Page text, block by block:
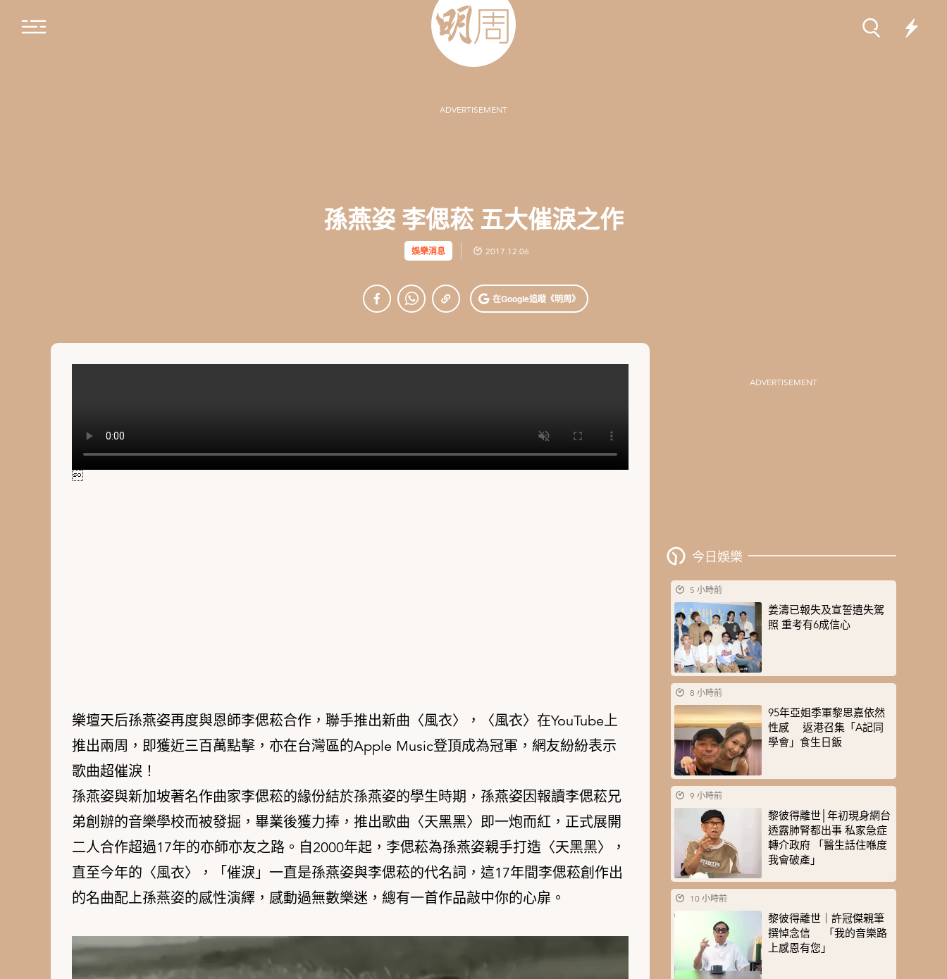
ADVERTISEMENT
孫燕姿 李偲菘 五大催淚之作
娛樂消息 2017.12.06
在Google追蹤《明周》
樂壇天后孫燕姿再度與恩師李偲菘合作，聯手推出新曲〈風衣〉，〈風衣〉在YouTube上
推出兩周，即獲近三百萬點擊，亦在台灣區的Apple Music登頂成為冠軍，網友紛紛表示
歌曲超催淚！
孫燕姿與新加坡著名作曲家李偲菘的緣份結於孫燕姿的學生時期，孫燕姿因報讀李偲菘兄
弟創辦的音樂學校而被發掘，畢業後獲力捧，推出歌曲〈天黑黑〉即一炮而紅，正式展開
二人合作超過17年的亦師亦友之路。自2000年起，李偲菘為孫燕姿親手打造〈天黑黑〉，
直至今年的〈風衣〉，「催淚」一直是孫燕姿與李偲菘的代名詞，這17年間李偲菘創作出
的名曲配上孫燕姿的感性演繹，感動過無數樂迷，總有一首作品敲中你的心扉。
ADVERTISEMENT
今日娛樂
5 小時前
姜濤已報失及宣誓遺失駕
照 重考有6成信心
8 小時前
95年亞姐季軍黎思嘉依然
性感 返港召集「A記同
學會」食生日飯
9 小時前
黎彼得離世│年初現身網台
透露肺腎都出事 私家急症
轉介政府 「醫生話住喺度
我會破產」
10 小時前
黎彼得離世｜許冠傑親筆
撰悼念信 「我的音樂路
上感恩有您」